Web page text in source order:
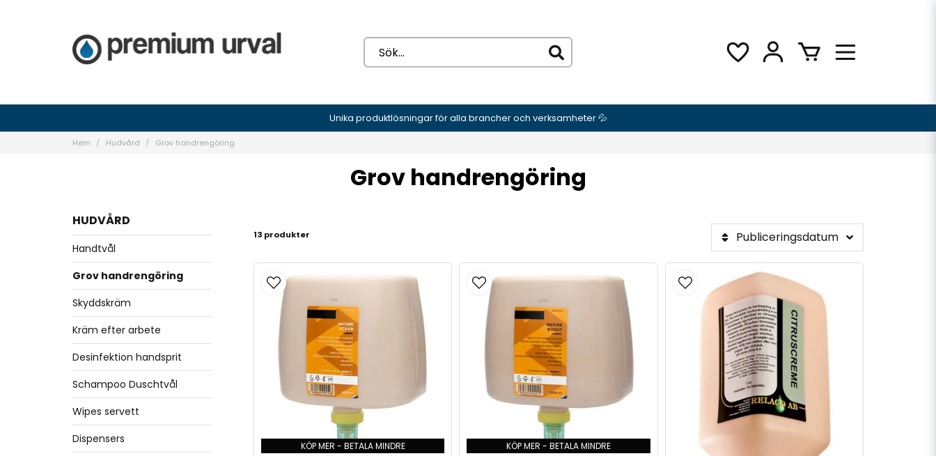
Unika produktlösningar för alla brancher och verksamheter 💦
Hem Hudvård Grov handrengöring
Grov handrengöring
HUDVÅRD
Handtvål
Grov handrengöring
Skyddskräm
Kräm efter arbete
Desinfektion handsprit
Schampoo Duschtvål
Wipes servett
Dispensers
13 produkter Publiceringsdatum
KÖP MER - BETALA MINDRE KÖP MER - BETALA MINDRE